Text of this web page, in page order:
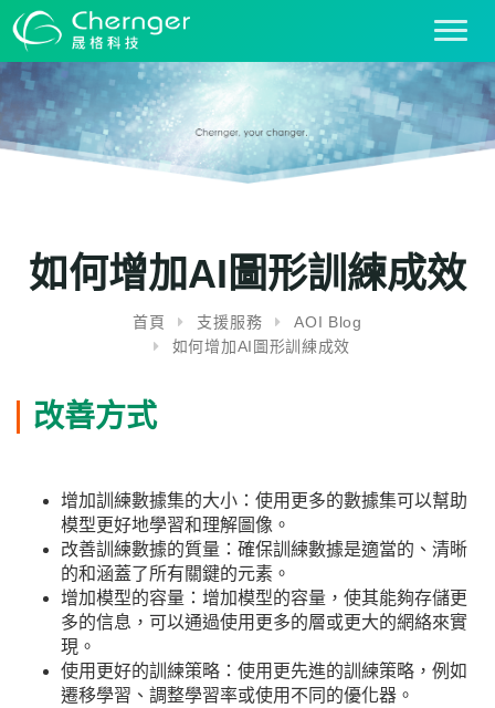
T
o
g
l
e
i
g
如何增加AI圖形訓練成效
首頁 支援服務
AOI Blog
如何增加AI圖形訓練成效
改善方式
增加訓練數據集的大小：使用更多的數據集可以幫助
模型更好地學習和理解圖像。
改善訓練數據的質量：確保訓練數據是適當的、清晰
的和涵蓋了所有關鍵的元素。
增加模型的容量：增加模型的容量，使其能夠存儲更
多的信息，可以通過使用更多的層或更大的網絡來實
現。
使用更好的訓練策略：使用更先進的訓練策略，例如
遷移學習、調整學習率或使用不同的優化器。